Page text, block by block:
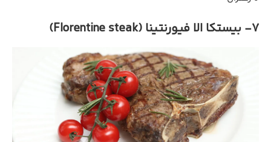
7- بیستکا الا فیورنتینا (Florentine steak)